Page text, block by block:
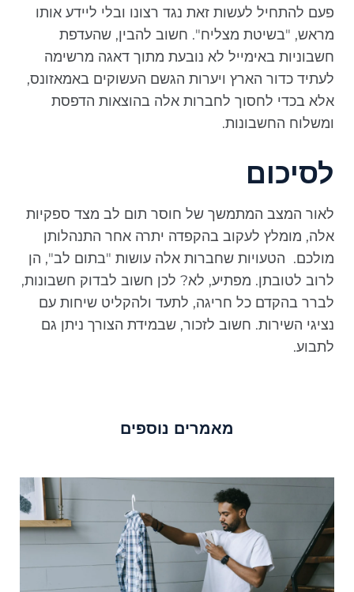
פעם להתחיל לעשות זאת נגד רצונו ובלי ליידע אותו
מראש, "בשיטת מצליח". חשוב להבין, שהעדפת
חשבוניות באימייל לא נובעת מתוך דאגה מרשימה
לעתיד כדור הארץ ויערות הגשם העשוקים באמאזונס,
אלא בכדי לחסוך לחברות אלה בהוצאות הדפסת
ומשלוח החשבונות.
לסיכום
לאור המצב המתמשך של חוסר תום לב מצד ספקיות
אלה, מומלץ לעקוב בהקפדה יתרה אחר התנהלותן
מולכם. הטעויות שחברות אלה עושות "בתום לב", הן
לרוב לטובתן. מפתיע, לא? לכן חשוב לבדוק חשבונות,
לברר בהקדם כל חריגה, לתעד ולהקליט שיחות עם
נציגי השירות. חשוב לזכור, שבמידת הצורך ניתן גם
לתבוע.
מאמרים נוספים